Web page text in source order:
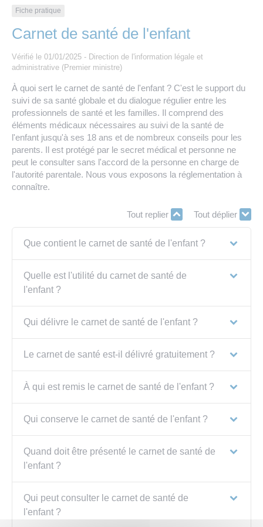
Eau et assainissement
Travaux
Numérique
Annuaire de contacts
Les offres d’emploi de la communauté de
communes
Fiche pratique
Carnet de santé de l'enfant
Vérifié le 01/01/2025 - Direction de l'information légale et
administrative (Premier ministre)
À quoi sert le carnet de santé de l'enfant ? C'est le support du
suivi de sa santé globale et du dialogue régulier entre les
professionnels de santé et les familles. Il comprend des
éléments médicaux nécessaires au suivi de la santé de
l'enfant jusqu'à ses 18 ans et de nombreux conseils pour les
parents. Il est protégé par le secret médical et personne ne
peut le consulter sans l'accord de la personne en charge de
l'autorité parentale. Nous vous exposons la réglementation à
connaître.
Tout replier Tout déplier
Que contient le carnet de santé de l'enfant ?
Quelle est l'utilité du carnet de santé de
l'enfant ?
Qui délivre le carnet de santé de l'enfant ?
Le carnet de santé est-il délivré gratuitement ?
À qui est remis le carnet de santé de l'enfant ?
Qui conserve le carnet de santé de l'enfant ?
Quand doit être présenté le carnet de santé de
l'enfant ?
Qui peut consulter le carnet de santé de
l'enfant ?